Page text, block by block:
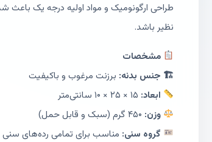
طراحی ارگونومیک و مواد اولیه درجه یک
نظیر باشد.
مشخصات
🏗 جنس بدنه: برزنت مرغوب و باکیفیت
ابعاد:
وزن:
گروه سنی: مناسب برای تمامی رده‌های سنی